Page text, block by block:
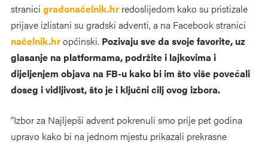
stranici gradonačelnik.hr redoslijedom kako su pristizale
prijave izlistani su gradski adventi, a na Facebook stranici
načelnik.hropćinski. Pozivaju sve da svoje favorite, uz
glasanje na platformama, podržite i lajkovima i
dijeljenjem objava na FB-u kako bi im što više povećali
doseg i vidljivost, što je i ključni cilj ovog izbora.
“Izbor za Najljepši advent pokrenuli smo prije pet godina
upravo kako bi na jednom mjestu prikazali prekrasne